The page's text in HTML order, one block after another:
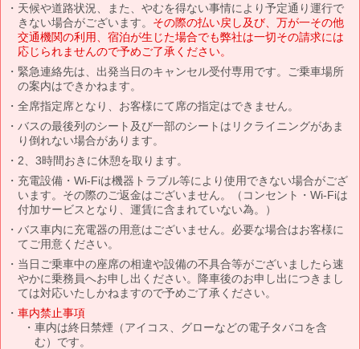
天候や道路状況、また、やむを得ない事情により予定通り運行で
きない場合がございます。 その際の払い戻し及び、万が一その他
交通機関の利用、宿泊が生じた場合でも弊社は一切その請求には
応じられませんので予めご了承ください。
緊急連絡先は、出発当日のキャンセル受付専用です。ご乗車場所
の案内はできかねます。
全席指定席となり、お客様にて席の指定はできません。
バスの最後列のシート及び一部のシートはリクライニングがあま
り倒れない場合があります。
2、3時間おきに休憩を取ります。
充電設備・Wi-Fiは機器トラブル等により使用できない場合がござ
います。その際のご返金はございません。（コンセント・Wi-Fiは
付加サービスとなり、運賃に含まれていない為。）
バス車内に充電器の用意はございません。必要な場合はお客様に
てご用意ください。
当日ご乗車中の座席の相違や設備の不具合等がございましたら速
やかに乗務員へお申し出ください。降車後のお申し出につきまし
ては対応いたしかねますので予めご了承ください。
車内禁止事項
車内は終日禁煙（アイコス、グローなどの電子タバコを含
む）です。